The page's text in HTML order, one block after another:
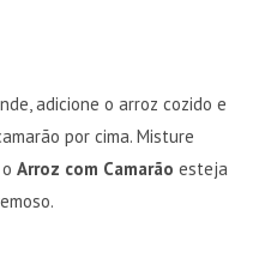
adicione o arroz cozido e
por cima. Misture
oArroz com Camarão esteja